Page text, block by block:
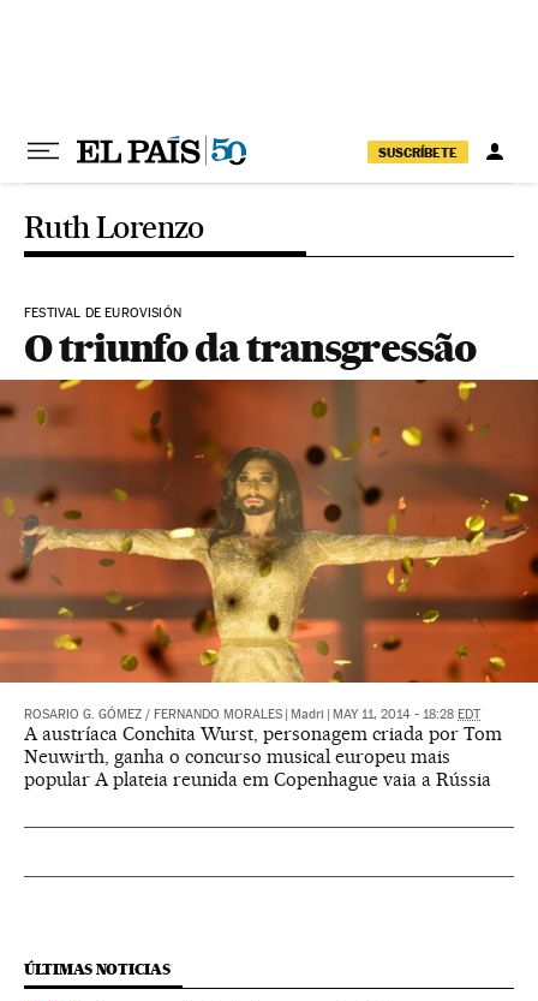
SUSCRÍBETE
Ruth Lorenzo
FESTIVAL DE EUROVISIÓN
O triunfo da transgressão
ROSARIO G. GÓMEZ / FERNANDO MORALES Madri MAY 11, 2014 - 18:28 EDT
A austríaca Conchita Wurst, personagem criada por Tom
Neuwirth, ganha o concurso musical europeu mais
popular A plateia reunida em Copenhague vaia a Rússia
ÚLTIMAS NOTICIAS